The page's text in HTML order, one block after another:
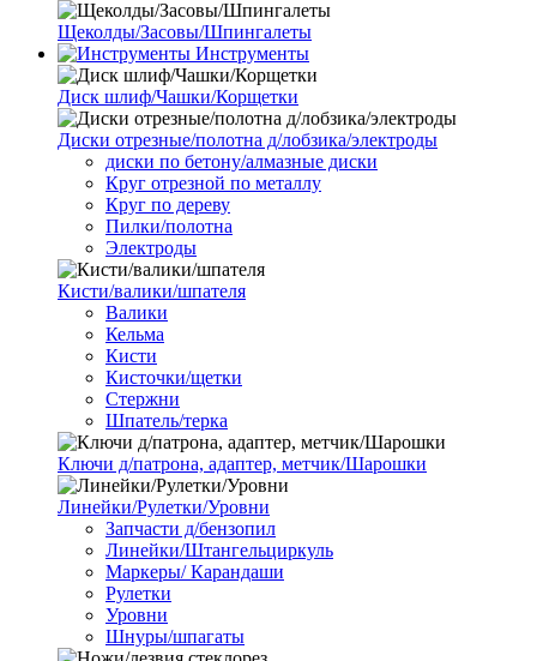
Щеколды/Засовы/Шпингалеты
Инструменты
Диск шлиф/Чашки/Корщетки
Диски отрезные/полотна д/лобзика/электроды
диски по бетону/алмазные диски
Круг отрезной по металлу
Круг по дереву
Пилки/полотна
Электроды
Кисти/валики/шпателя
Валики
Кельма
Кисти
Кисточки/щетки
Стержни
Шпатель/терка
Ключи д/патрона, адаптер, метчик/Шарошки
Линейки/Рулетки/Уровни
Запчасти д/бензопил
Линейки/Штангельциркуль
Маркеры/ Карандаши
Рулетки
Уровни
Шнуры/шпагаты